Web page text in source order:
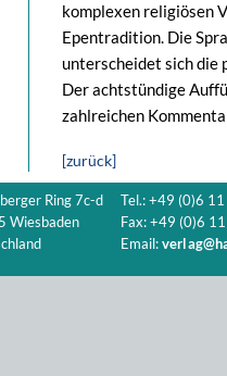
komplexen religiösen
Epentradition. Die
unterscheidet sich die
Der achtstündige
zahlreichen
[zurück]
Ring 7c-d
Wiesbaden
Tel.: +49 (0)6
Fax: +49 (0)6
Email: